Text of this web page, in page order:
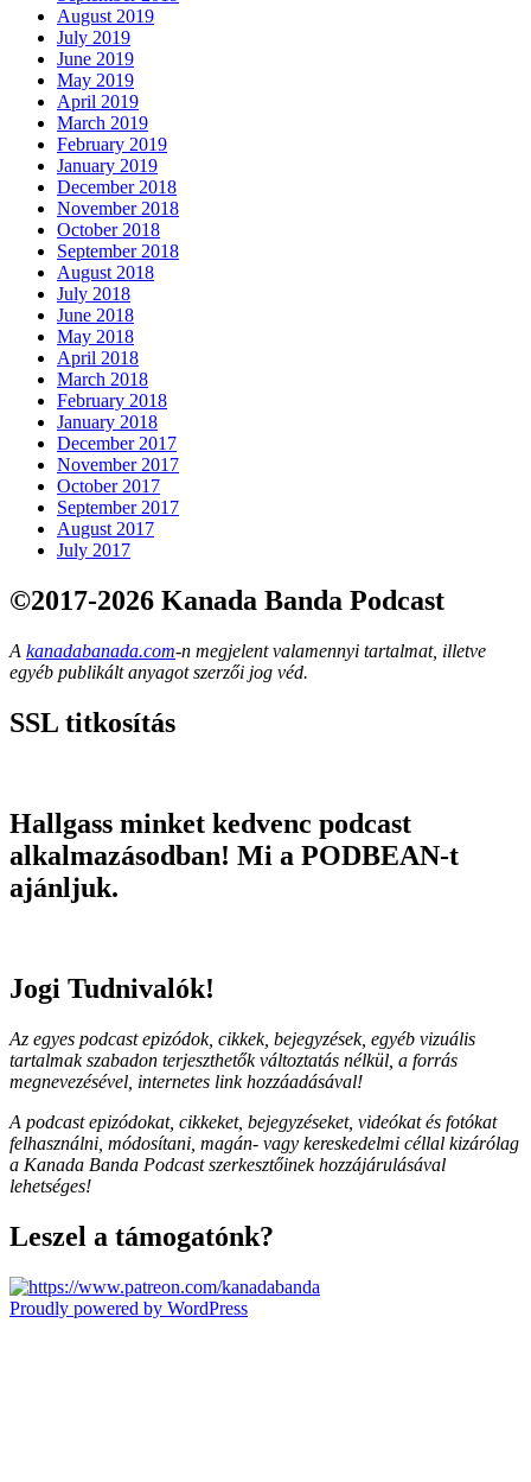
August 2019
July 2019
June 2019
May 2019
April 2019
March 2019
February 2019
January 2019
December 2018
November 2018
October 2018
September 2018
August 2018
July 2018
June 2018
May 2018
April 2018
March 2018
February 2018
January 2018
December 2017
November 2017
October 2017
September 2017
August 2017
July 2017
©2017-2026 Kanada Banda Podcast
A kanadabanada.com-n megjelent valamennyi tartalmat, illetve
egyéb publikált anyagot szerzői jog véd.
SSL titkosítás
Hallgass minket kedvenc podcast
alkalmazásodban! Mi a PODBEAN-t
ajánljuk.
Jogi Tudnivalók!
Az egyes podcast epizódok, cikkek, bejegyzések, egyéb vizuális
tartalmak szabadon terjeszthetők változtatás nélkül, a forrás
megnevezésével, internetes link hozzáadásával!
A podcast epizódokat, cikkeket, bejegyzéseket, videókat és fotókat
felhasználni, módosítani, magán- vagy kereskedelmi céllal kizárólag
a Kanada Banda Podcast szerkesztőinek hozzájárulásával
lehetséges!
Leszel a támogatónk?
Proudly powered by WordPress